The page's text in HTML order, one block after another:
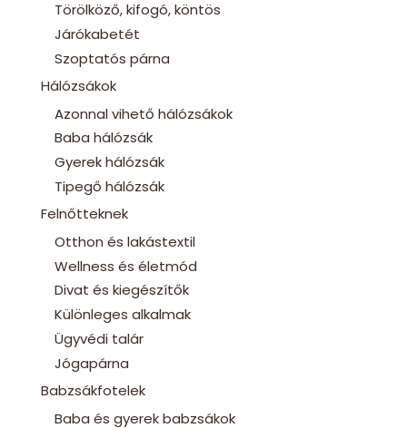
Törölköző, kifogó, köntös
Járókabetét
Szoptatós párna
Hálózsákok
Azonnal vihető hálózsákok
Baba hálózsák
Gyerek hálózsák
Tipegő hálózsák
Felnőtteknek
Otthon és lakástextil
Wellness és életmód
Divat és kiegészítők
Különleges alkalmak
Ügyvédi talár
Jógapárna
Babzsákfotelek
Baba és gyerek babzsákok